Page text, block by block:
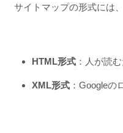
サイトマップの形式には、
HTML形式：人が読
XML形式：Googleの